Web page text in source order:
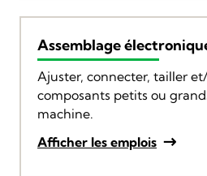
Assemblage
Ajuster, connecter, tailler
composants petits ou
machine.
Afficher les emplois